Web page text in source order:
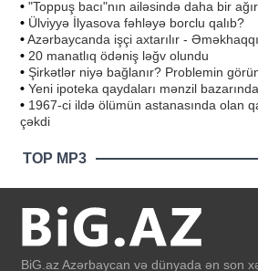
• "Toppuş bacı"nın ailəsində daha bir
• Ülviyyə İlyasova fəhləyə borclu qalıb?
•Azərbaycanda işçi axtarılır -
• 20 manatlıq ödəniş ləğv olundu
• Şirkətlər niyə bağlanır? Problemin
• Yeni ipoteka qaydaları mənzil
• 1967-ci ildə ölümün astanasında olan
çəkdi
TOP MP3
BiG.az Azərbaycan və dünyada ən son